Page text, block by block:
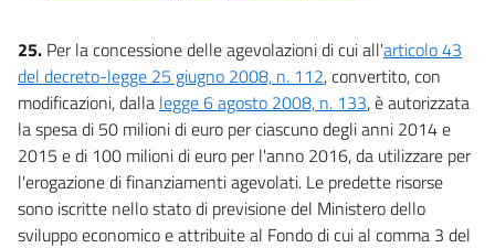
25. Per la concessione delle agevolazioni di cui all'articolo 43
del decreto-legge 25 giugno 2008, n. 112, convertito, con
modificazioni, dalla legge 6 agosto 2008, n. 133, è autorizzata
la spesa di 50 milioni di euro per ciascuno degli anni 2014 e
2015 e di 100 milioni di euro per l'anno 2016, da utilizzare per
l'erogazione di finanziamenti agevolati. Le predette risorse
sono iscritte nello stato di previsione del Ministero dello
sviluppo economico e attribuite al Fondo di cui al comma 3 del